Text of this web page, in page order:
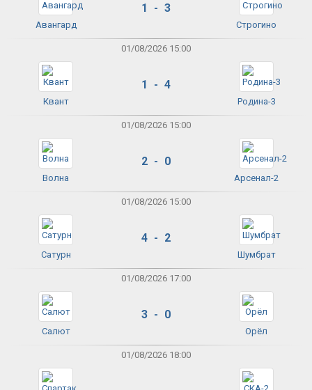
Авангард
1 - 3
Строгино
01/08/2026 15:00
Квант
1 - 4
Родина-3
01/08/2026 15:00
Волна
2 - 0
Арсенал-2
01/08/2026 15:00
Сатурн
4 - 2
Шумбрат
01/08/2026 17:00
Салют
3 - 0
Орёл
01/08/2026 18:00